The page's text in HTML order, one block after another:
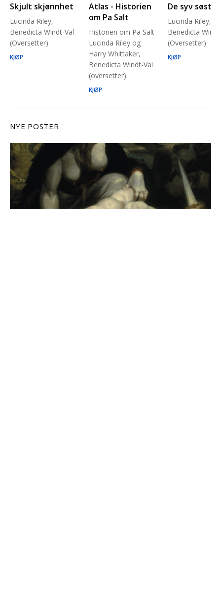
Skjult skjønnhet
Lucinda Riley,
Benedicta Windt-Val
(Oversetter)
KJØP
Atlas - Historien
om Pa Salt
Historien om Pa Salt
Lucinda Riley og
Harry Whittaker,
Benedicta Windt-Val
(oversetter)
KJØP
De syv søstre
Lucinda Riley,
Benedicta
(Oversetter)
KJØP
NYE POSTER